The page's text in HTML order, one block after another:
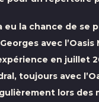
eu la chance de se
avec l’Oasis
en juillet
toujours avec
lors des